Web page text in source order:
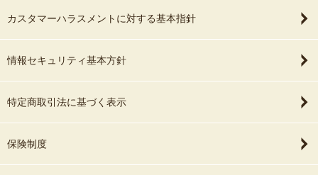
カスタマーハラスメントに対する基本指針
情報セキュリティ基本方針
特定商取引法に基づく表示
保険制度